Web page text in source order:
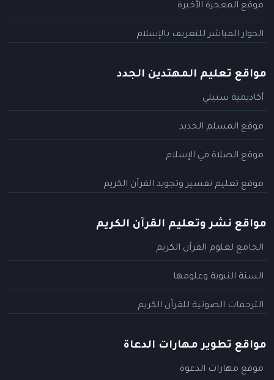
موقع المعجزة الأخيرة
الحوار المباشر للتعريف بالإسلام
مواقع تعليم المهتدين الجدد
أكاديمية سبيلي
موقع المسلم الجديد
موقع الصلاة في الإسلام
موقع تعليم تفسير وتجويد القرآن الكريم
مواقع نشر وتعليم القرآن الكريم
الجامع لعلوم القرآن الكريم
السنة النبوية وعلومها
الترجمات الصوتية للقرآن الكريم
مواقع تطوير مهارات الدعاة
موقع مهارات الدعوة